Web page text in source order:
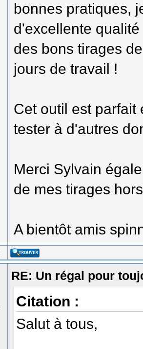
bonnes pratiques,
d'excellente
des bons tirages
jours de travail !
Cet outil est parfait
tester à d'autres
Merci Sylvain
de mes tirages
A bientôt amis
RE: Un régal pour
Citation :
Salut à tous,